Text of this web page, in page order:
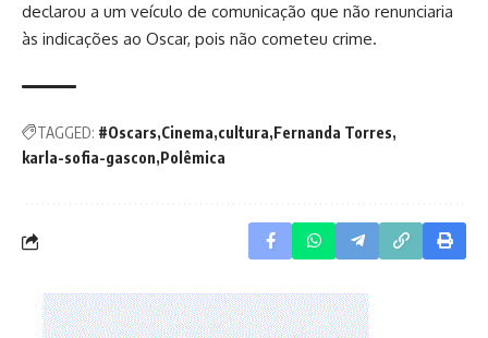
declarou a um veículo de comunicação que não renunciaria
às indicações ao Oscar, pois não cometeu crime.
TAGGED: #Oscars Cinema cultura Fernanda Torres
karla-sofia-gascon Polêmica